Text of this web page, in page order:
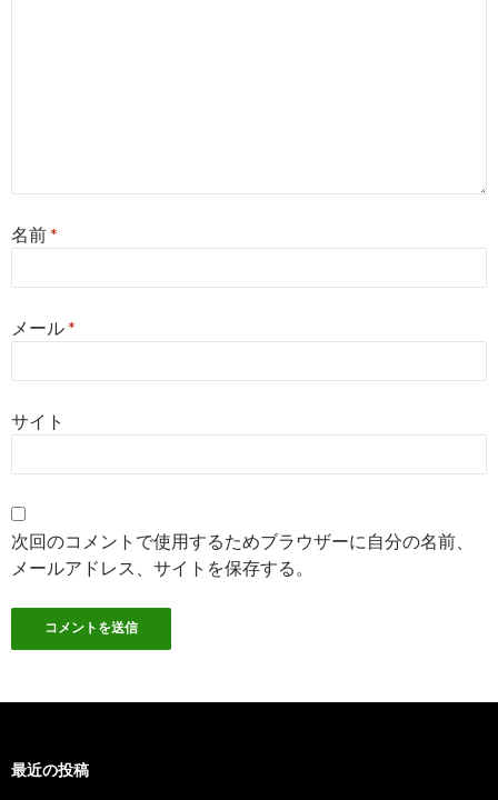
名前*
メール*
サイト
次回のコメントで使用するためブラウザーに自分の名前、
メールアドレス、サイトを保存する。
最近の投稿